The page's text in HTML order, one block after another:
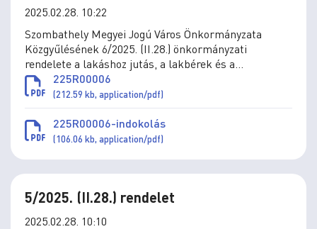
2025.02.28. 10:22
Szombathely Megyei Jogú Város Önkormányzata
Közgyűlésének 6/2025. (II.28.) önkormányzati
rendelete a lakáshoz jutás, a lakbérek és a
lakbértámogatás, az önkormányzat által a
lakásvásárláshoz és építéshez nyújtott támogatások
szabályai megállapításáról szóló 36/2010. (XII.1.)
önkormányzati rendelet módosításáról
225R00006
(212.59 kb, application/pdf)
225R00006-indokolás
(106.06 kb, application/pdf)
5/2025. (II.28.) rendelet
2025.02.28. 10:10